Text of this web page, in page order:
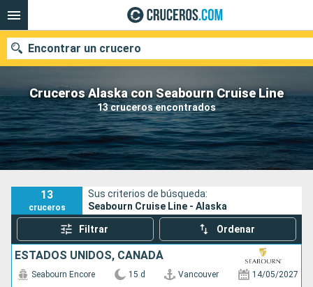
Cruceros Alaska con Seabourn Cruise Line
13 cruceros encontrados
Encontrar un crucero
Nuestros destinos
Fecha de salida
Puertos
Buscar
13
cruceros
Sus criterios de búsqueda:
Seabourn Cruise Line - Alaska
Filtrar Ordenar
ESTADOS UNIDOS, CANADÁ
Seabourn Encore 15 d Vancouver 14/05/2027